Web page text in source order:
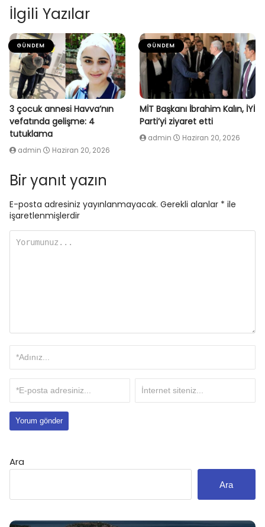
İlgili Yazılar
GÜNDEM
3 çocuk annesi Havva’nın
vefatında gelişme: 4
tutuklama
admin Haziran 20, 2026
GÜNDEM
MİT Başkanı İbrahim Kalın, İYİ
Parti’yi ziyaret etti
admin Haziran 20, 2026
Bir yanıt yazın
E-posta adresiniz yayınlanmayacak. Gerekli alanlar * ile
işaretlenmişlerdir
Ara
Ara